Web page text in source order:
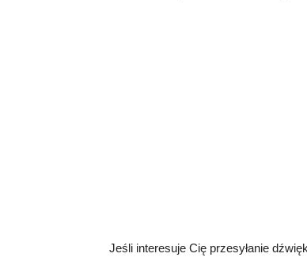
Jeśli interesuje Cię przesyłanie